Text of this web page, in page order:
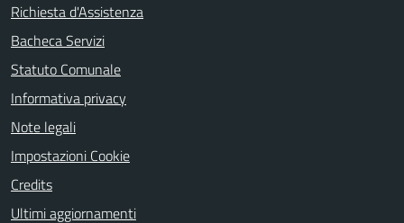
Richiesta d'Assistenza
Bacheca Servizi
Statuto Comunale
Informativa privacy
Note legali
Impostazioni Cookie
Credits
Ultimi aggiornamenti